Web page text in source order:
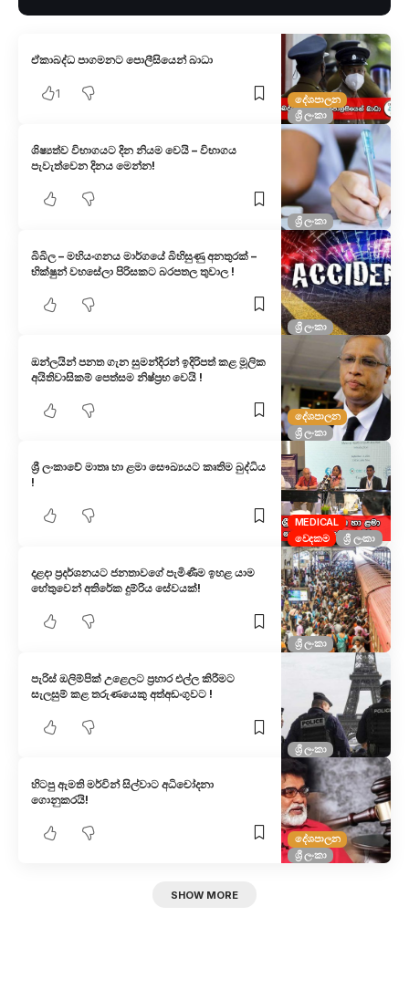
දේශපාලන
ශ්‍රී ලංකා
ඒකාබද්ධ පාගමනට පොලීසියෙන් බාධා
1
ශ්‍රී ලංකා
ශිෂ්‍යත්ව විභාගයට දින නියම වෙයි – විභාගය
පැවැත්වෙන දිනය මෙන්න!
ශ්‍රී ලංකා
බිබිල – මහියංගනය මාර්ගයේ බිහිසුණු අනතුරක් –
භික්ෂුන් වහසේලා පිරිසකට බරපතල තුවාල !
දේශපාලන
ශ්‍රී ලංකා
ඔන්ලයින් පනත ගැන සුමන්දිරන් ඉදිරිපත් කළ මූලික
අයිතිවාසිකම් පෙත්සම නිෂ්ප්‍රභ වෙයි !
MEDICAL
වෙදකම
ශ්‍රී ලංකා
ශ්‍රී ලංකාවේ මාතෘ හා ළමා සෞඛ්‍යයට කෘතිම බුද්ධිය
!
ශ්‍රී ලංකා
දළදා ප්‍රදර්ශනයට ජනතාවගේ පැමිණීම ඉහළ යාම
හේතුවෙන් අතිරේක දුම්රිය සේවයක්!
ශ්‍රී ලංකා
පැරිස් ඔලිම්පික් උළෙලට ප්‍රහාර එල්ල කිරීමට
සැලසුම් කළ තරුණයෙකු අත්අඩංගුවට !
දේශපාලන
ශ්‍රී ලංකා
හිටපු ඇමති මර්වින් සිල්වාට අධිචෝදනා
ගොනුකරයි!
SHOW MORE